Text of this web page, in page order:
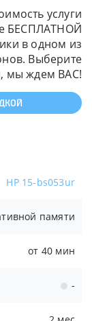
услуги
БЕСПЛАТНОЙ
в одном из
Выберите
мы ждем ВАС!
HP 15-bs053ur
памяти
от 40 мин
-